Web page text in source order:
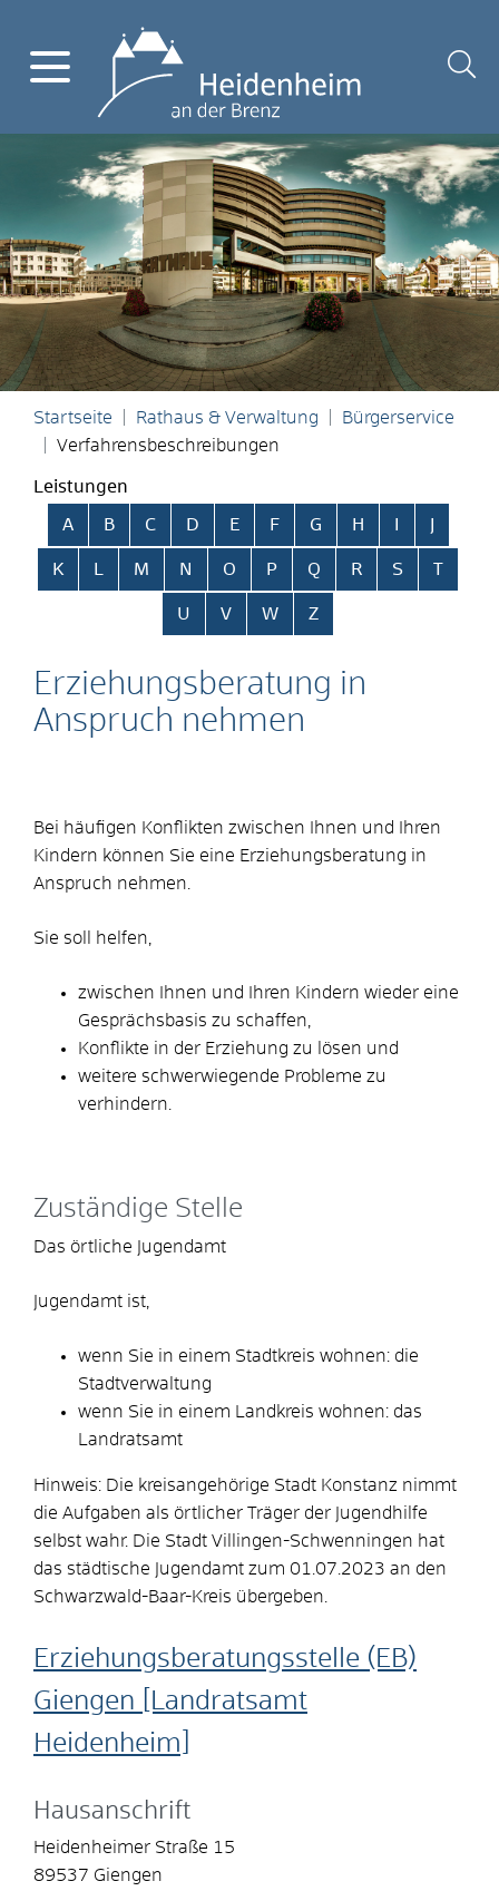
Startseite Rathaus & Verwaltung
Bürgerservice
Verfahrensbeschreibungen
Leistungen
Alphabetisches Register überspringen
A B C D E F G H
K L M N O P Q R S T
U V W Z
Erziehungsberatung in
Anspruch nehmen
Bei häufigen Konflikten zwischen Ihnen und Ihren
Kindern können Sie eine Erziehungsberatung in
Anspruch nehmen.
Sie soll helfen,
zwischen Ihnen und Ihren Kindern wieder eine
Gesprächsbasis zu schaffen,
Konflikte in der Erziehung zu lösen und
weitere schwerwiegende Probleme zu
verhindern.
Zuständige Stelle
Das örtliche Jugendamt
Jugendamt ist,
wenn Sie in einem Stadtkreis wohnen: die
Stadtverwaltung
wenn Sie in einem Landkreis wohnen: das
Landratsamt
Hinweis: Die kreisangehörige Stadt Konstanz nimmt
die Aufgaben als örtlicher Träger der Jugendhilfe
selbst wahr. Die Stadt Villingen-Schwenningen hat
das städtische Jugendamt zum 01.07.2023 an den
Schwarzwald-Baar-Kreis übergeben.
Erziehungsberatungsstelle (EB)
Giengen [Landratsamt
Heidenheim]
Hausanschrift
Heidenheimer Straße 15
89537 Giengen